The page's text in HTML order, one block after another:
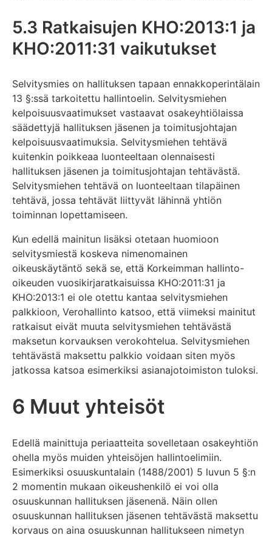
5.3 Ratkaisujen KHO:2013:1 ja
KHO:2011:31 vaikutukset
Selvitysmies on hallituksen tapaan ennakkoperintälain
13 §:ssä tarkoitettu hallintoelin. Selvitysmiehen
kelpoisuusvaatimukset vastaavat osakeyhtiölaissa
säädettyjä hallituksen jäsenen ja toimitusjohtajan
kelpoisuusvaatimuksia. Selvitysmiehen tehtävä
kuitenkin poikkeaa luonteeltaan olennaisesti
hallituksen jäsenen ja toimitusjohtajan tehtävästä.
Selvitysmiehen tehtävä on luonteeltaan tilapäinen
tehtävä, jossa tehtävät liittyvät lähinnä yhtiön
toiminnan lopettamiseen.
Kun edellä mainitun lisäksi otetaan huomioon
selvitysmiestä koskeva nimenomainen
oikeuskäytäntö sekä se, että Korkeimman hallinto-
oikeuden vuosikirjaratkaisuissa KHO:2011:31 ja
KHO:2013:1 ei ole otettu kantaa selvitysmiehen
palkkioon, Verohallinto katsoo, että viimeksi mainitut
ratkaisut eivät muuta selvitysmiehen tehtävästä
maksetun korvauksen verokohtelua. Selvitysmiehen
tehtävästä maksettu palkkio voidaan siten myös
jatkossa katsoa esimerkiksi asianajotoimiston tuloksi.
6 Muut yhteisöt
Edellä mainittuja periaatteita sovelletaan osakeyhtiön
ohella myös muiden yhteisöjen hallintoelimiin.
Esimerkiksi osuuskuntalain (1488/2001) 5 luvun 5 §:n
2 momentin mukaan oikeushenkilö ei voi olla
osuuskunnan hallituksen jäsenenä. Näin ollen
osuuskunnan hallituksen jäsenen tehtävästä maksettu
korvaus on aina osuuskunnan hallitukseen nimetyn